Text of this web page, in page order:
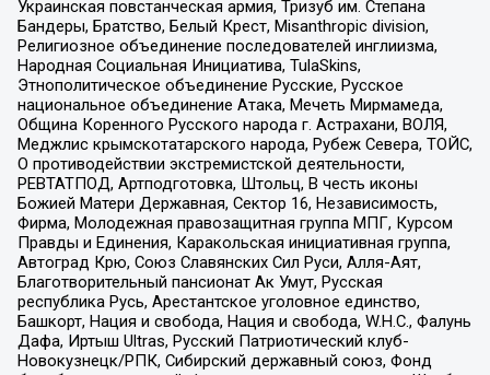
Украинская повстанческая армия, Тризуб им. Степана
Бандеры, Братство, Белый Крест, Misanthropic division,
Религиозное объединение последователей инглиизма,
Народная Социальная Инициатива, TulaSkins,
Этнополитическое объединение Русские, Русское
национальное объединение Атака, Мечеть Мирмамеда,
Община Коренного Русского народа г. Астрахани, ВОЛЯ,
Меджлис крымскотатарского народа, Рубеж Севера, ТОЙС,
О противодействии экстремистской деятельности,
РЕВТАТПОД, Артподготовка, Штольц, В честь иконы
Божией Матери Державная, Сектор 16, Независимость,
Фирма, Молодежная правозащитная группа МПГ, Курсом
Правды и Единения, Каракольская инициативная группа,
Автоград Крю, Союз Славянских Сил Руси, Алля-Аят,
Благотворительный пансионат Ак Умут, Русская
республика Русь, Арестантское уголовное единство,
Башкорт, Нация и свобода, Нация и свобода, W.H.С., Фалунь
Дафа, Иртыш Ultras, Русский Патриотический клуб-
Новокузнецк/РПК, Сибирский державный союз, Фонд